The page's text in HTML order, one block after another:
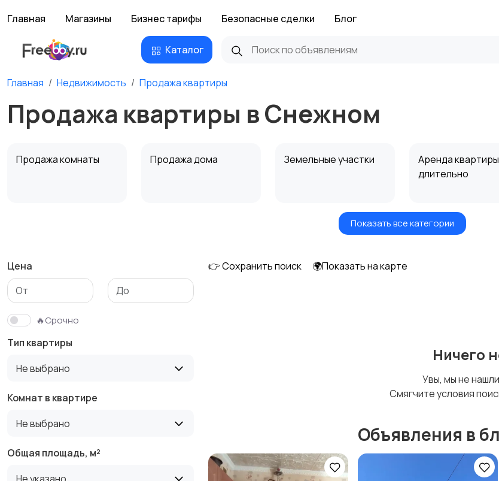
Главная Магазины Бизнес тарифы Безопасные сделки Блог
Каталог
Главная Недвижимость Продажа квартиры
Продажа квартиры в Снежном
Продажа комнаты Продажа дома Земельные участки
Аренда квартиры
длительно
Аренда дома
Коммерческая
Гаражи и
машиноместа
Показать все категории
Цена
🔥Срочно
Тип квартиры
Не выбрано
Комнат в квартире
Не выбрано
Общая площадь, м²
👉 Сохранить поиск 🌍Показать на карте
Ничего
Увы, мы не
Смягчите условия
Объявления в